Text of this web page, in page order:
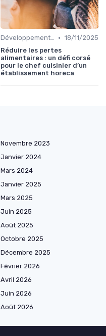
Développement Durable • 18/11/2025
Réduire les pertes
alimentaires : un défi corsé
pour le chef cuisinier d’un
établissement horeca
Novembre 2023
Janvier 2024
Mars 2024
Janvier 2025
Mars 2025
Juin 2025
Août 2025
Octobre 2025
Décembre 2025
Février 2026
Avril 2026
Juin 2026
Août 2026